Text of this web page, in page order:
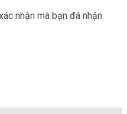
nhận mà bạn đã nhận